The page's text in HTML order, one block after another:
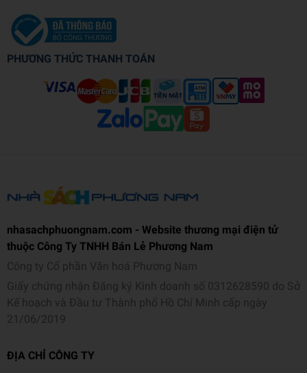
Phần 2 – Thực hành tiếng Việt:
Việt cần thực hành trong một đơn vị bài học, đi kèm với
hướng dẫn làm bài tập trong sách giáo khoa
Phần 3 – Thực hành viết:cung cấp các yêu cầu đối với kiểu
bài cần tạo lập và các bước thực hành viết. Cuối phần này
sẽ có những bài viết tham khảo để học sinh rèn luyện bổ trợ
thêm kỹ năng viết cho mình.
đề nói tham khảo để góp phần nâng cao kỹ năng nói cho
các em.
Điểm đặc biệt của cuốn sách
Các em được hướng dẫn cách học sao cho hiểu và
ứng dụng được kiến thức vào bài tập thực hành cùng
lời giải chi tiết
Hệ thống sơ đồ tư duy theo mỗi chủ đề bằng từ khóa
giúp các em ghi nhớ sâu kiến thức một cách sinh
Các bài viết và bài chủ đề nói được tuyển chọn và biên
PHƯƠNG THỨC THANH TOÁN
nhasachphuongnam.com - Website thương mại điện tử
thuộc Công Ty TNHH Bán Lẻ Phương Nam
Công ty Cổ phần Văn hoá Phương Nam
Giấy chứng nhận Đăng ký Kinh doanh số 0312628590 do Sở
Kế hoạch và Đầu tư Thành phố Hồ Chí Minh cấp ngày
21/06/2019
ĐỊA CHỈ CÔNG TY